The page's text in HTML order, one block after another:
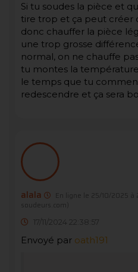
Si tu soudes la pièce et
tire trop et ça peut créer
donc chauffer la pièce
une trop grosse
normal, on ne chauffe
tu montes la
le temps que tu
redescendre et ça sera
alala En ligne le 25/10/2025 à
soudeurs.com)
17/11/2024 22:38:57
Envoyé par oath191